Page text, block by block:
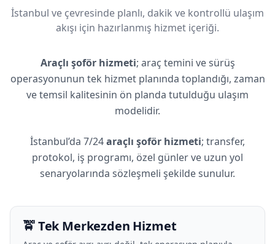
İstanbul ve çevresinde planlı, dakik ve kontrollü ulaşım
akışı için hazırlanmış hizmet içeriği.
Araçlı şoför hizmeti; araç temini ve sürüş
operasyonunun tek hizmet planında toplandığı, zaman
ve temsil kalitesinin ön planda tutulduğu ulaşım
modelidir.
İstanbul’da 7/24araçlı şoför hizmeti; transfer,
protokol, iş programı, özel günler ve uzun yol
senaryolarında sözleşmeli şekilde sunulur.
🚖 Tek Merkezden Hizmet